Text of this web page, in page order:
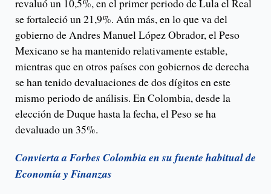
revaluó un 10,5%, en el primer periodo de Lula el Real
se fortaleció un 21,9%. Aún más, en lo que va del
gobierno de Andres Manuel López Obrador, el Peso
Mexicano se ha mantenido relativamente estable,
mientras que en otros países con gobiernos de derecha
se han tenido devaluaciones de dos dígitos en este
mismo periodo de análisis. En Colombia, desde la
elección de Duque hasta la fecha, el Peso se ha
devaluado un 35%.
Convierta a Forbes Colombia en su fuente habitual de
Economía y Finanzas